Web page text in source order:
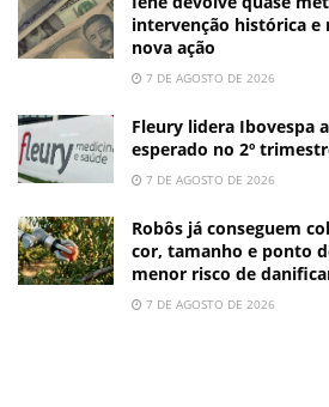
intervenção histórica e
nova ação
7 DE AGOSTO DE 2026
Fleury lidera Ibovespa
esperado no 2º
7 DE AGOSTO DE 2026
Robôs já conseguem
cor, tamanho e ponto
menor risco de
7 DE AGOSTO DE 2026